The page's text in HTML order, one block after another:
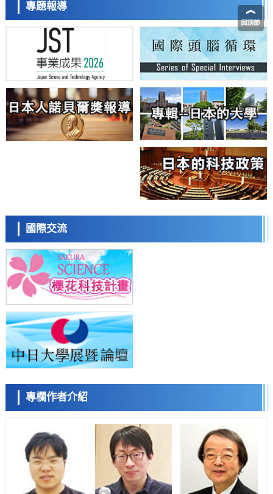
【AI法上篇】如何對「將人生交給AI」保持危機感——中央大學平野晉
教授專訪
科學研究
慶應義塾大學闡明腦內「游擊手」小膠質細胞包裹保護受損神經細胞的
機制，有望用於開發阿茲海默症等疾病療法
科學研究
日本東北大學與橫濱橡膠全球首次從奈米尺度揭示橡膠—黃銅黏接界面
劣化抑制機制，為提升輪胎安全性與耐久性的材料設計開闢道路
科學研究
近畿大學等發現植物染料「日本茜」的紅色成分可抑制老化與炎症，有
望成為新型功能性材料
科學研究
群馬大學開發針對難治性癲癇的新型基因療法，利用超小型GAD67啟動
九州大學揭示夜間眼壓升高機制：兩種激素波動疊加所致
證電容器可在汽車發動機等高溫環境下工作
經濟・社會
日本生成式AI使用者佔比一年內翻倍，但與中美德仍有較大差距
政策
日本修訂首都直下型地震緊急對策：目標為死亡人數至少減半，重點強
化火災防控
科學研究
福井大學發現細胞記憶過往並抑制反應的機制，闡明即便DNA相同反應
迥異之謎
科學研究
神戶大學確認口服癌症疫苗B440單藥給藥的安全性，在轉移性尿路上皮
癌患者中開展臨床試驗
政策
日本發布《令和8年版科學技術與創新白皮書》，解讀第七期基本計劃
科學研究
東京大學發現可誘導細胞死亡的新型信使物質
東京都健康長壽醫療中心跨器官揭示衰老過程中的糖鏈變化
科學研究
產總研無需石油利用松脂製備石墨前驅體，可作為電池電極材料
科學研究
專題報導
國際交流
專欄作者介紹
流員
小岩井忠道
陳小牧 李鷗 安寧